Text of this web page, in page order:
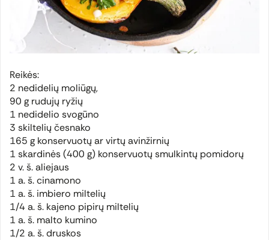
Reikės:
2 nedidelių moliūgų,
90 g rudujų ryžių
1 nedidelio svogūno
3 skiltelių česnako
165 g konservuotų ar virtų avinžirnių
1 skardinės (400 g) konservuotų smulkintų pomidorų
2 v. š. aliejaus
1 a. š. cinamono
1 a. š. imbiero miltelių
1/4 a. š. kajeno pipirų miltelių
1 a. š. malto kumino
1/2 a. š. druskos